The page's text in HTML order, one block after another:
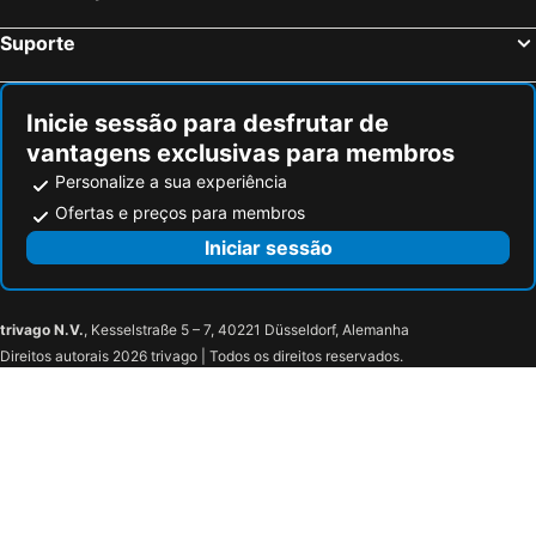
Suporte
Inicie sessão para desfrutar de
vantagens exclusivas para membros
Personalize a sua experiência
Ofertas e preços para membros
Iniciar sessão
trivago N.V., Kesselstraße 5 – 7, 40221 Düsseldorf, Alemanha
Direitos autorais 2026 trivago | Todos os direitos reservados.